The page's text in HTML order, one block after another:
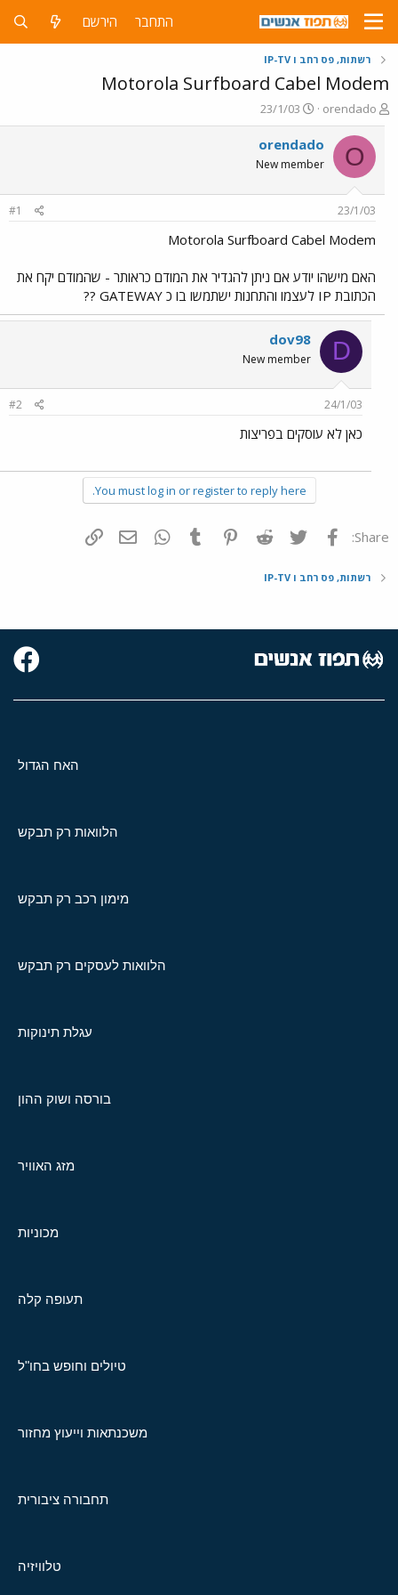
התחבר הירשם
רשתות, פס רחב ו IP-TV
Motorola Surfboard Cabel Modem
פ
ו
ת
ח
ה
ש
א
orendado
פ
ו
ר
ם
ר
23/1/03
O
orendado
New member
23/1/03
#1
Motorola Surfboard Cabel Modem
האם מישהו יודע אם ניתן להגדיר את המודם כראותר - שהמודם יקח את
הכתובת IP לעצמו והתחנות ישתמשו בו כ GATEWAY ??
D
dov98
New member
24/1/03
#2
כאן לא עוסקים בפריצות
You must log in or register to reply here.
Share: פייסבוק Twitter
Reddit
Pinterest
Tumblr
WhatsAppדואר אלקטרוני
רשתות, פס רחב ו IP-TV
האח הגדול
הלוואות רק תבקש
מימון רכב רק תבקש
הלוואות לעסקים רק תבקש
עגלת תינוקות
בורסה ושוק ההון
מזג האוויר
מכוניות
תעופה קלה
טיולים וחופש בחו"ל
משכנתאות וייעוץ מחזור
תחבורה ציבורית
טלוויזיה